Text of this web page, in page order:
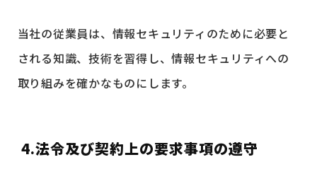
当社の従業員は、情報セキュリティのために必要と
される知識、技術を習得し、情報セキュリティへの
取り組みを確かなものにします。
4.法令及び契約上の要求事項の遵守